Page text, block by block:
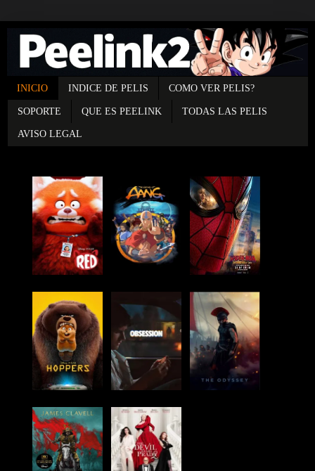
INICIO INDICE DE PELIS COMO VER PELIS?
SOPORTE QUE ES PEELINK TODAS LAS PELIS
AVISO LEGAL